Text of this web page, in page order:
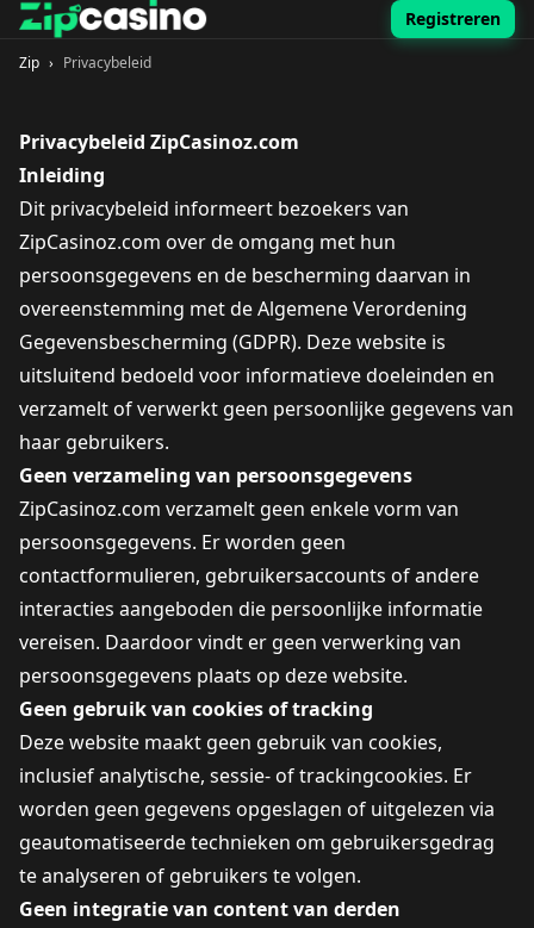
Registreren
Zip › Privacybeleid
Privacybeleid ZipCasinoz.com
Inleiding
Dit privacybeleid informeert bezoekers van
ZipCasinoz.com over de omgang met hun
persoonsgegevens en de bescherming daarvan in
overeenstemming met de Algemene Verordening
Gegevensbescherming (GDPR). Deze website is
uitsluitend bedoeld voor informatieve doeleinden en
verzamelt of verwerkt geen persoonlijke gegevens van
haar gebruikers.
Geen verzameling van persoonsgegevens
ZipCasinoz.com verzamelt geen enkele vorm van
persoonsgegevens. Er worden geen
contactformulieren, gebruikersaccounts of andere
interacties aangeboden die persoonlijke informatie
vereisen. Daardoor vindt er geen verwerking van
persoonsgegevens plaats op deze website.
Geen gebruik van cookies of tracking
Deze website maakt geen gebruik van cookies,
inclusief analytische, sessie- of trackingcookies. Er
worden geen gegevens opgeslagen of uitgelezen via
geautomatiseerde technieken om gebruikersgedrag
te analyseren of gebruikers te volgen.
Geen integratie van content van derden